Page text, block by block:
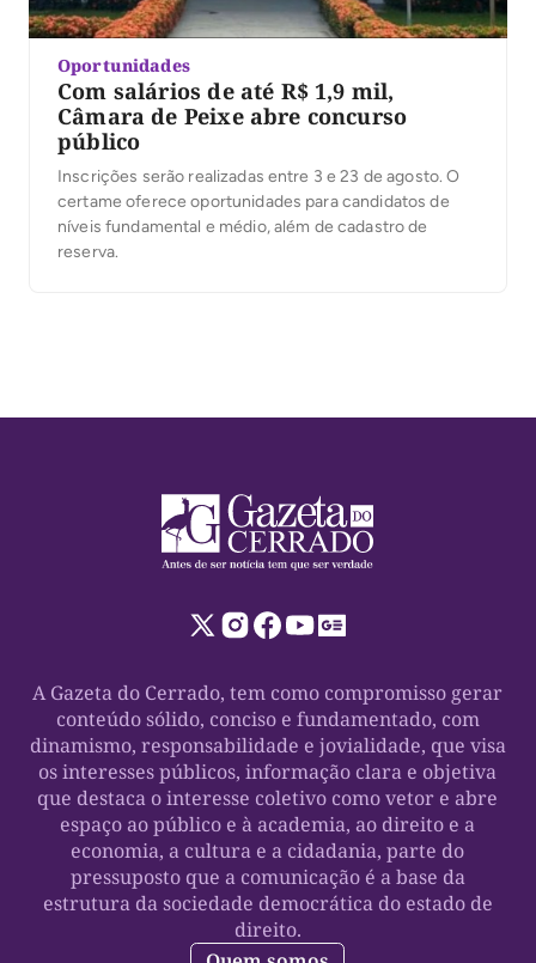
Oportunidades
Com salários de até R$ 1,9 mil,
Câmara de Peixe abre concurso
público
Inscrições serão realizadas entre 3 e 23 de agosto. O
certame oferece oportunidades para candidatos de
níveis fundamental e médio, além de cadastro de
reserva.
A Gazeta do Cerrado, tem como compromisso gerar
conteúdo sólido, conciso e fundamentado, com
dinamismo, responsabilidade e jovialidade, que visa
os interesses públicos, informação clara e objetiva
que destaca o interesse coletivo como vetor e abre
espaço ao público e à academia, ao direito e a
economia, a cultura e a cidadania, parte do
pressuposto que a comunicação é a base da
estrutura da sociedade democrática do estado de
direito.